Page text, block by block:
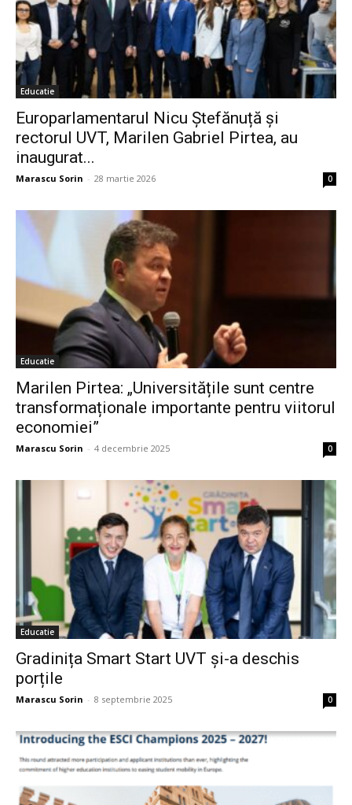
Educatie
Europarlamentarul Nicu Ștefănuță și
rectorul UVT, Marilen Gabriel Pirtea, au
inaugurat...
Marascu Sorin - 28 martie 2026 0
Educatie
Marilen Pirtea: „Universitățile sunt centre
transformaționale importante pentru viitorul
economiei”
Marascu Sorin - 4 decembrie 2025 0
Educatie
Gradinița Smart Start UVT și-a deschis
porțile
Marascu Sorin - 8 septembrie 2025 0